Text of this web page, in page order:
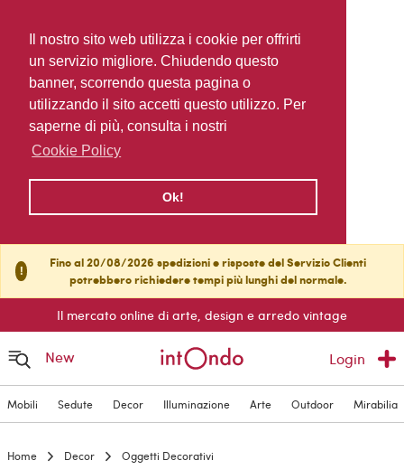
Il nostro sito web utilizza i cookie per offrirti
un servizio migliore. Chiudendo questo
banner, scorrendo questa pagina o
utilizzando il sito accetti questo utilizzo. Per
saperne di più, consulta i nostri
Cookie Policy
Ok!
!
Fino al 20/08/2026 spedizioni e risposte del Servizio Clienti
potrebbero richiedere tempi più lunghi del normale.
Il mercato online di arte, design e arredo vintage
New Login
Mobili Sedute Decor Illuminazione Arte Outdoor Mirabilia
Home Decor Oggetti Decorativi